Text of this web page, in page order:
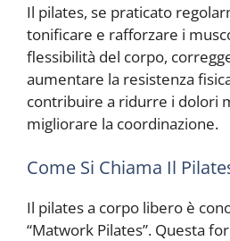
Il pilates, se praticato
tonificare e rafforzare i
flessibilità del corpo,
aumentare la resistenza
contribuire a ridurre i dolori
migliorare la coordinazione.
Come Si Chiama Il
Il pilates a corpo libero è
“Matwork Pilates”. Questa